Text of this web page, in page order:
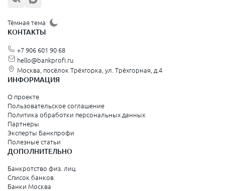
Тёмная тема
КОНТАКТЫ
+7 906 601 90 68
hello@bankprofi.ru
Москва, посёлок Трёхгорка, ул. Трёхгорная, д.4
ИНФОРМАЦИЯ
О проекте
Пользовательское соглашение
Политика обработки персональных данных
Партнеры
Эксперты Банкпрофи
Полезные статьи
ДОПОЛНИТЕЛЬНО
Банкротство физ. лиц
Список банков
Банки Москва